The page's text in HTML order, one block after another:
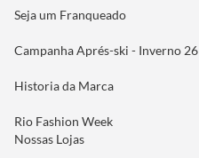
Seja um Franqueado
Campanha Aprés-ski - Inverno 26
Historia da Marca
Rio Fashion Week
Nossas Lojas